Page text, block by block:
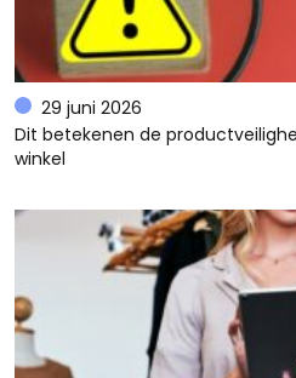
29 juni 2026
Dit betekenen de
winkel